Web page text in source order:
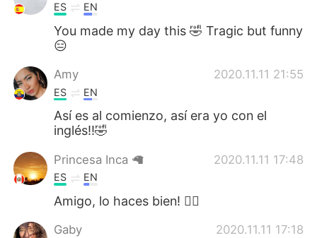
ES EN
You made my day this 🤣 Tragic but funny
😑
Amy 2020.11.11 21:55
ES EN
Así es al comienzo, así era yo con el
inglés!!🤣
Princesa Inca 🦙 2020.11.11 17:48
ES EN
Amigo, lo haces bien! 👌🏽
Gaby 2020.11.11 17:18